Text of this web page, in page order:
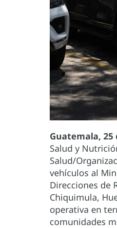
Guatemala, 25
Salud y
Salud/
vehículos al
Direcciones de
Chiquimula,
operativa en
comunidades